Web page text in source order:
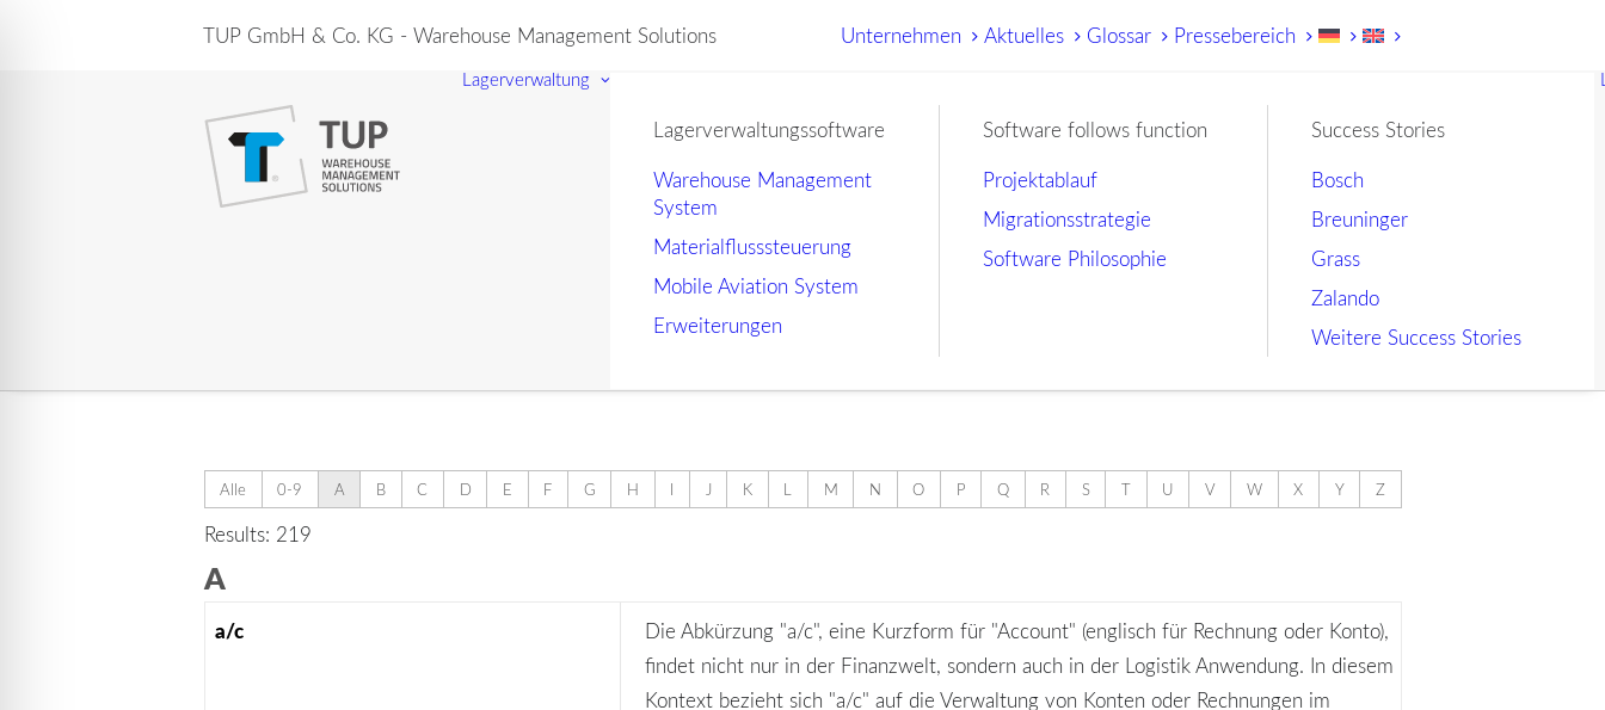
TUP GmbH & Co. KG - Warehouse Management Solutions Unternehmen Aktuelles Glossar Pressebereich
Lagerverwaltung
Lagerverwaltungssoftware
Warehouse Management
System
Materialflusssteuerung
Mobile Aviation System
Erweiterungen
Software follows function
Projektablauf
Migrationsstrategie
Software Philosophie
Success Stories
Bosch
Breuninger
Grass
Zalando
Weitere Success Stories
Alle 0-9 A B C D E F G H I J K L M N O P Q R S T U V W X Y Z
Results: 219
A
a/c
Die Abkürzung "a/c", eine Kurzform für "Account" (englisch für Rechnung oder Konto),
findet nicht nur in der Finanzwelt, sondern auch in der Logistik Anwendung. In diesem
Kontext bezieht sich "a/c" auf die Verwaltung von Konten oder Rechnungen im